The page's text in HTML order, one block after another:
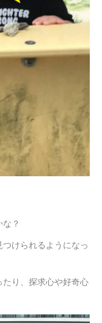
？
けられるようになっ
たり、探求心や好奇心